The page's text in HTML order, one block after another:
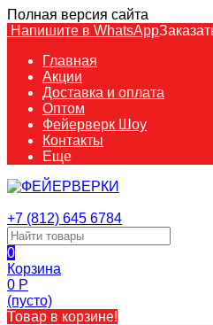
Полная версия сайта
Напишите в WhatsApp
Главная
Акции
Доставка и оплата
Оптом
Фейерверк Шоу
Контакты
Еще
+7 (812) 645 6784
0
Корзина
0 Р
(пусто)
Товар в корзине!